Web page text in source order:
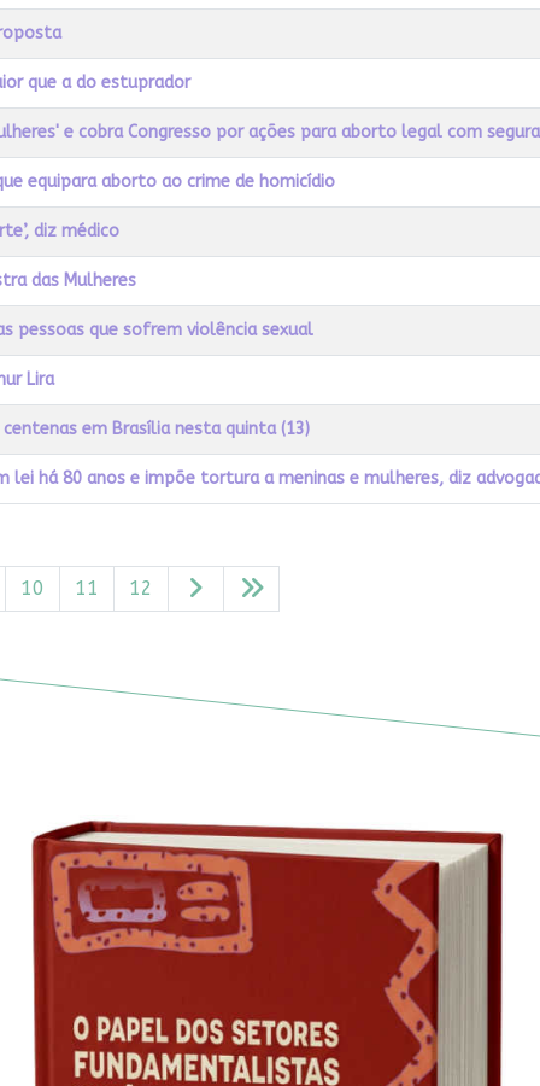
que a do estuprador
e cobra Congresso por ações para aborto legal com
equipara aborto ao crime de homicídio
diz médico
das Mulheres
pessoas que sofrem violência sexual
Lira
em Brasília nesta quinta (13)
lei há 80 anos e impõe tortura a meninas e mulheres, diz
10 11 12